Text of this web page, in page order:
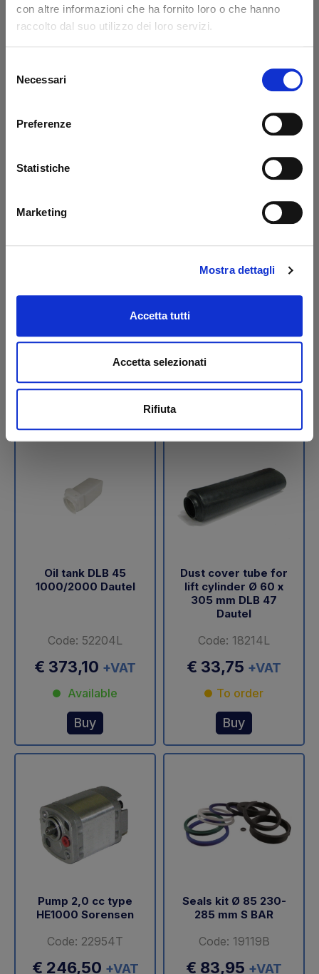
con altre informazioni che ha fornito loro o che hanno
raccolto dal suo utilizzo dei loro servizi.
delNecessari
Preferenze
Statistiche
Marketing
Mostra dettagli
Accetta tutti
Accetta selezionati
Rifiuta
Code: 14217L Code: 14218L
€ 189,05+VAT
To order
Buy
Oil tank PBS Palfinger
€ 288,00+VAT
Buy
Oil tank DLB 45
1000/2000 Dautel
Code: 52204L
€ 373,10 +VAT
Available
Buy
Dust cover tube for
lift cylinder Ø 60 x
305 mm DLB 47
Dautel
Code: 18214L
€ 33,75 +VAT
To order
Buy
Pump 2,0 cc type
HE1000 Sorensen
Code: 22954T
€ 246,50 +VAT
Seals kit Ø 85 230-
285 mm S BAR
Code: 19119B
€ 83,95 +VAT